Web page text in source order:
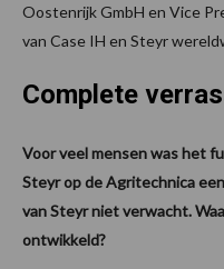
Oostenrijk GmbH en Vice
van Case IH en Steyr
Complete
Voor veel mensen was het
Steyr op de Agritechnica
van Steyr niet verwacht.
ontwikkeld?